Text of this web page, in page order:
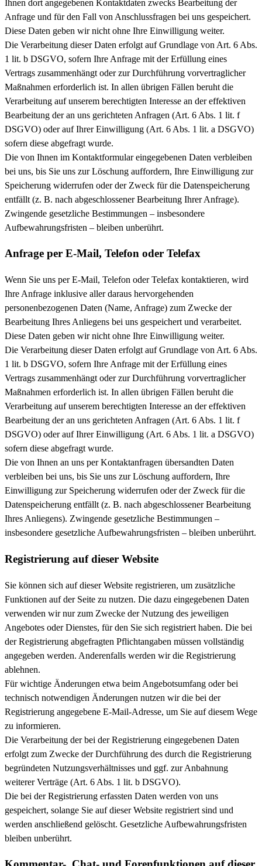
Ihnen dort angegebenen Kontaktdaten zwecks Bearbeitung der
Anfrage und für den Fall von Anschlussfragen bei uns gespeichert.
Diese Daten geben wir nicht ohne Ihre Einwilligung weiter.
Die Verarbeitung dieser Daten erfolgt auf Grundlage von Art. 6 Abs.
1 lit. b DSGVO, sofern Ihre Anfrage mit der Erfüllung eines
Vertrags zusammenhängt oder zur Durchführung vorvertraglicher
Maßnahmen erforderlich ist. In allen übrigen Fällen beruht die
Verarbeitung auf unserem berechtigten Interesse an der effektiven
Bearbeitung der an uns gerichteten Anfragen (Art. 6 Abs. 1 lit. f
DSGVO) oder auf Ihrer Einwilligung (Art. 6 Abs. 1 lit. a DSGVO)
sofern diese abgefragt wurde.
Die von Ihnen im Kontaktformular eingegebenen Daten verbleiben
bei uns, bis Sie uns zur Löschung auffordern, Ihre Einwilligung zur
Speicherung widerrufen oder der Zweck für die Datenspeicherung
entfällt (z. B. nach abgeschlossener Bearbeitung Ihrer Anfrage).
Zwingende gesetzliche Bestimmungen – insbesondere
Aufbewahrungsfristen – bleiben unberührt.
Anfrage per E-Mail, Telefon oder Telefax
Wenn Sie uns per E-Mail, Telefon oder Telefax kontaktieren, wird
Ihre Anfrage inklusive aller daraus hervorgehenden
personenbezogenen Daten (Name, Anfrage) zum Zwecke der
Bearbeitung Ihres Anliegens bei uns gespeichert und verarbeitet.
Diese Daten geben wir nicht ohne Ihre Einwilligung weiter.
Die Verarbeitung dieser Daten erfolgt auf Grundlage von Art. 6 Abs.
1 lit. b DSGVO, sofern Ihre Anfrage mit der Erfüllung eines
Vertrags zusammenhängt oder zur Durchführung vorvertraglicher
Maßnahmen erforderlich ist. In allen übrigen Fällen beruht die
Verarbeitung auf unserem berechtigten Interesse an der effektiven
Bearbeitung der an uns gerichteten Anfragen (Art. 6 Abs. 1 lit. f
DSGVO) oder auf Ihrer Einwilligung (Art. 6 Abs. 1 lit. a DSGVO)
sofern diese abgefragt wurde.
Die von Ihnen an uns per Kontaktanfragen übersandten Daten
verbleiben bei uns, bis Sie uns zur Löschung auffordern, Ihre
Einwilligung zur Speicherung widerrufen oder der Zweck für die
Datenspeicherung entfällt (z. B. nach abgeschlossener Bearbeitung
Ihres Anliegens). Zwingende gesetzliche Bestimmungen –
insbesondere gesetzliche Aufbewahrungsfristen – bleiben unberührt.
Registrierung auf dieser Website
Sie können sich auf dieser Website registrieren, um zusätzliche
Funktionen auf der Seite zu nutzen. Die dazu eingegebenen Daten
verwenden wir nur zum Zwecke der Nutzung des jeweiligen
Angebotes oder Dienstes, für den Sie sich registriert haben. Die bei
der Registrierung abgefragten Pflichtangaben müssen vollständig
angegeben werden. Anderenfalls werden wir die Registrierung
ablehnen.
Für wichtige Änderungen etwa beim Angebotsumfang oder bei
technisch notwendigen Änderungen nutzen wir die bei der
Registrierung angegebene E-Mail-Adresse, um Sie auf diesem Wege
zu informieren.
Die Verarbeitung der bei der Registrierung eingegebenen Daten
erfolgt zum Zwecke der Durchführung des durch die Registrierung
begründeten Nutzungsverhältnisses und ggf. zur Anbahnung
weiterer Verträge (Art. 6 Abs. 1 lit. b DSGVO).
Die bei der Registrierung erfassten Daten werden von uns
gespeichert, solange Sie auf dieser Website registriert sind und
werden anschließend gelöscht. Gesetzliche Aufbewahrungsfristen
bleiben unberührt.